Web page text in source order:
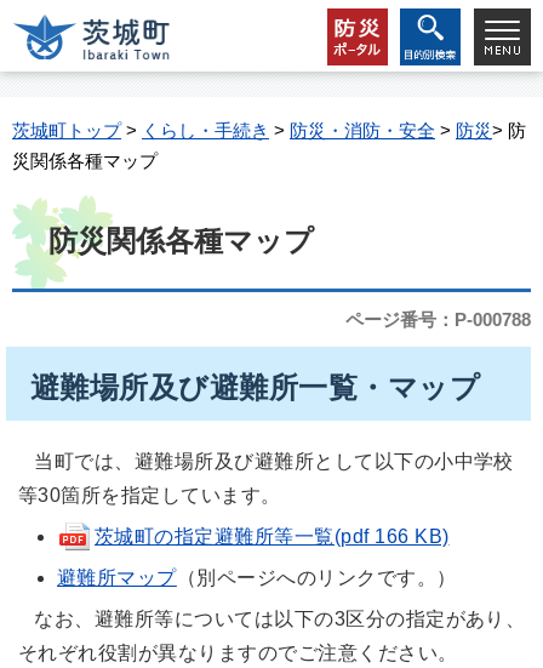
茨城町トップ> くらし・手続き > 防災・消防・安全 > 防災> 防
災関係各種マップ
防災関係各種マップ
ページ番号：P-000788
避難場所及び避難所一覧・マップ
当町では、避難場所及び避難所として以下の小中学校
等30箇所を指定しています。
茨城町の指定避難所等一覧(pdf 166 KB)
避難所マップ（別ページへのリンクです。）
なお、避難所等については以下の3区分の指定があり、
それぞれ役割が異なりますのでご注意ください。